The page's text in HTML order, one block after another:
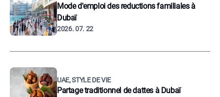
Mode d'emploi des reductions familiales à
Dubaï
2026. 07. 22
UAE, STYLE DE VIE
Partage traditionnel de dattes à Dubaï